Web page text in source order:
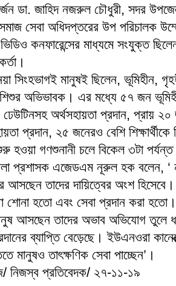
ডা. জাহিদ নজরুল চৌধুরী, সদর
সেবা অধিদপ্তরের উপ পরিচালক
কনফারেন্সের মাধ্যমে সংযুক্ত
সিংহভাগই মানুষই ছিলেন, ভূমিহীন,
অভিভাবক। এর মধ্যে ৫৭ জন
অর্থসহায়তা প্রদান, প্রায় ২০
প্রদান, ২৫ জনেরও বেশি
হওয়া গণশুনানী চলে বিকেল ৩টা
প্রশাসক এজেডএম নূরুল হক বলেন, ‘
আসছেন তাদের দায়িত্বের অংশ
হতো এবং সেবা প্রদান করা
আসছেন তাদের অভাব অভিযোগ
ব্যাপ্তি বেড়েছে। ইউএনওরা
মানুষও তাৎক্ষণিক সেবা পাচ্ছেন’।
নিজস্ব প্রতিবেদক/ ২৭-১১-১৯